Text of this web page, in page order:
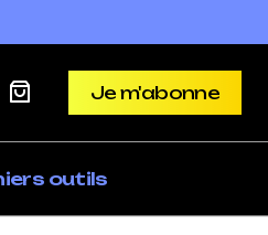
Je m'abonne
outils